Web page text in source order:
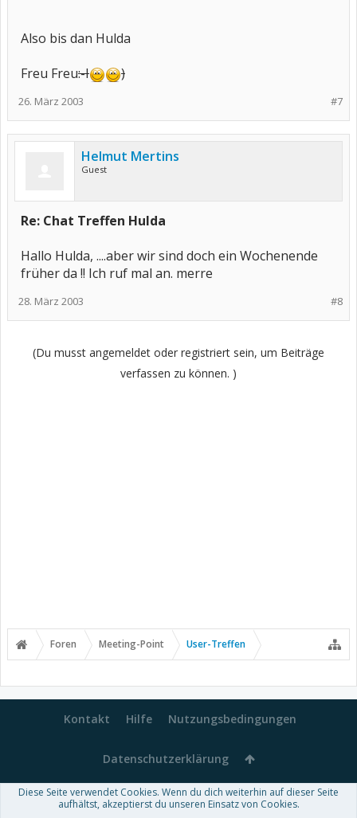
Also bis dan Hulda
Freu Freu:-I )
#7
26. März 2003
Helmut Mertins
Guest
Re: Chat Treffen Hulda
Hallo Hulda, ....aber wir sind doch ein Wochenende
früher da !! Ich ruf mal an. merre
#8
28. März 2003
(Du musst angemeldet oder registriert sein, um Beiträge
verfassen zu können. )
Foren Meeting-Point User-Treffen
Kontakt Hilfe Nutzungsbedingungen
Datenschutzerklärung
Forum software by XenForo™-Deutsch von xenDach
Diese Seite verwendet Cookies. Wenn du dich weiterhin auf dieser Seite
aufhältst, akzeptierst du unseren Einsatz von Cookies.